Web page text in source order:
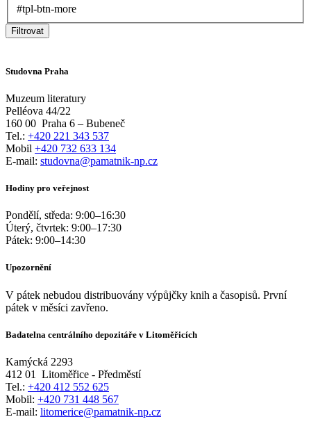
#tpl-btn-more
Filtrovat
Studovna Praha
Muzeum literatury
Pelléova 44/22
160 00 Praha 6 – Bubeneč
Tel.: +420 221 343 537
Mobil +420 732 633 134
E-mail: studovna@pamatnik-np.cz
Hodiny pro veřejnost
Pondělí, středa: 9:00–16:30
Úterý, čtvrtek: 9:00–17:30
Pátek: 9:00–14:30
Upozornění
V pátek nebudou distribuovány výpůjčky knih a časopisů. První
pátek v měsíci zavřeno.
Badatelna centrálního depozitáře v Litoměřicích
Kamýcká 2293
412 01
Litoměřice - Předměstí
Tel.: +420 412 552 625
Mobil: +420 731 448 567
E-mail: litomerice@pamatnik-np.cz